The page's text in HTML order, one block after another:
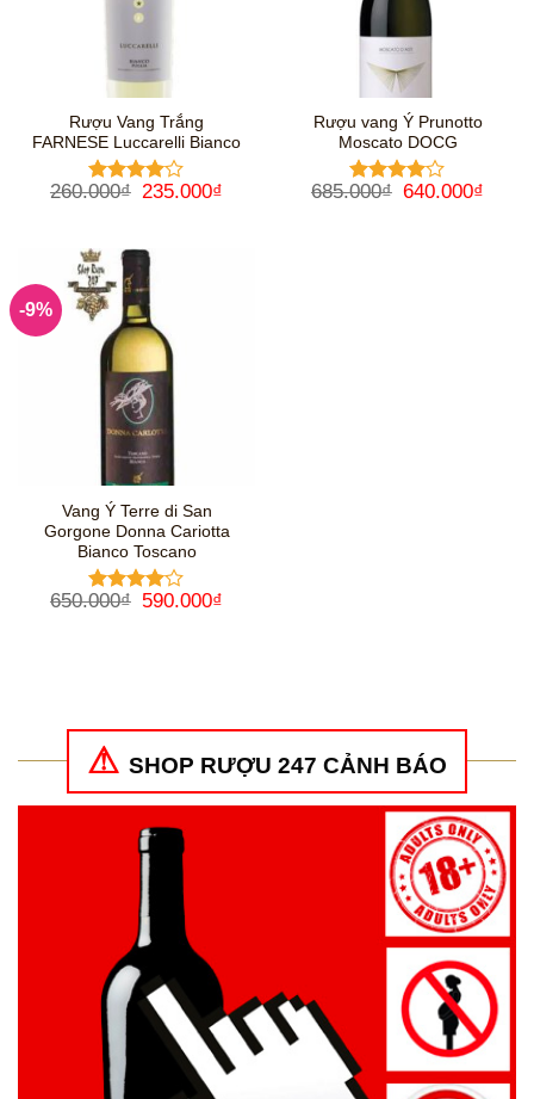
Rượu Vang Trắng
FARNESE Luccarelli Bianco
Được
260.000₫ Giá
260.000₫.
235.000₫
Rượu vang Ý Prunotto
Moscato DOCG
Được
685.000₫ Giá
640.000₫
-9%
Vang Ý Terre di San
Gorgone Donna Cariotta
Bianco Toscano
Được
650.000₫ Giá
590.000₫
SHOP RƯỢU 247 CẢNH BÁO